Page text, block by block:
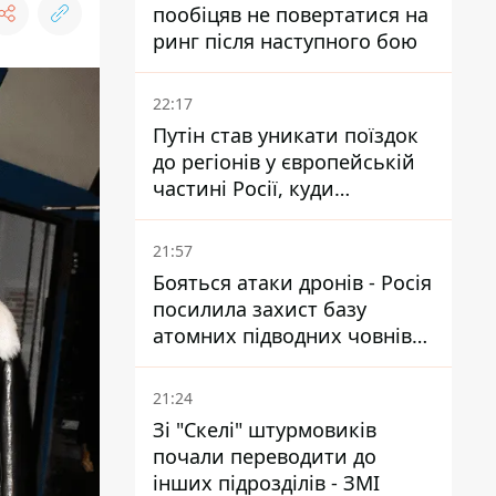
пообіцяв не повертатися на
ринг після наступного бою
22:17
Путін став уникати поїздок
до регіонів у європейській
частині Росії, куди
регулярно долітають дрони
21:57
Бояться атаки дронів - Росія
посилила захист базу
атомних підводних човнів
за 7400 км від України
21:24
Зі "Скелі" штурмовиків
почали переводити до
інших підрозділів - ЗМІ